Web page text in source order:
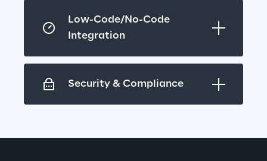
Low-Code/No-Code
Integration
Security & Compliance